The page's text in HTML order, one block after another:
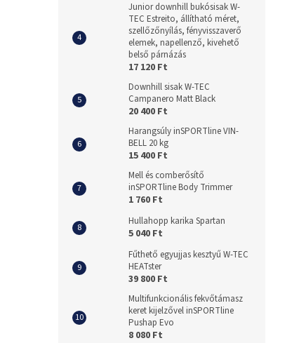
Junior downhill bukósisak W-
TEC Estreito, állítható méret,
szellőzőnyílás, fényvisszaverő
elemek, napellenző, kivehető
belső párnázás
17 120 Ft
Downhill sisak W-TEC
Campanero Matt Black
20 400 Ft
Harangsúly inSPORTline VIN-
BELL 20 kg
15 400 Ft
Mell és comberősítő
inSPORTline Body Trimmer
1 760 Ft
Hullahopp karika Spartan
5 040 Ft
Fűthető egyujjas kesztyű W-TEC
HEATster
39 800 Ft
Multifunkcionális fekvőtámasz
keret kijelzővel inSPORTline
Pushap Evo
8 080 Ft